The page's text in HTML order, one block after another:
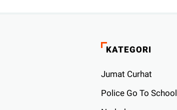
KATEGORI
Jumat Curhat
Police Go To School